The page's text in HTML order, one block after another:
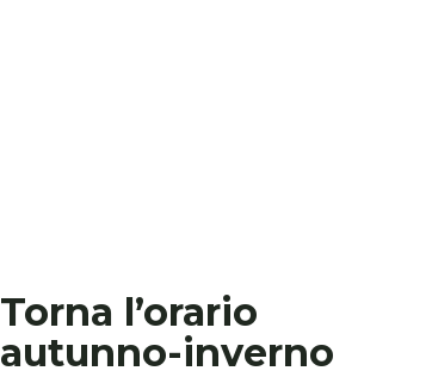
Torna l’orario
autunno-inverno